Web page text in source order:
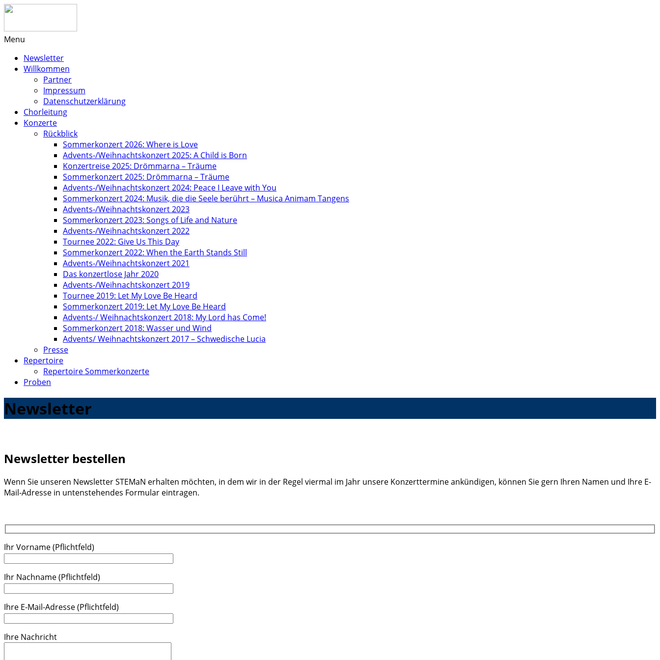
Menu
Newsletter
Willkommen
Partner
Impressum
Datenschutzerklärung
Chorleitung
Konzerte
Rückblick
Sommerkonzert 2026: Where is Love
Advents-/Weihnachtskonzert 2025: A Child is Born
Konzertreise 2025: Drömmarna – Träume
Sommerkonzert 2025: Drömmarna – Träume
Advents-/Weihnachtskonzert 2024: Peace I Leave with You
Sommerkonzert 2024: Musik, die die Seele berührt – Musica Animam Tangens
Advents-/Weihnachtskonzert 2023
Sommerkonzert 2023: Songs of Life and Nature
Advents-/Weihnachtskonzert 2022
Tournee 2022: Give Us This Day
Sommerkonzert 2022: When the Earth Stands Still
Advents-/Weihnachtskonzert 2021
Das konzertlose Jahr 2020
Advents-/Weihnachtskonzert 2019
Tournee 2019: Let My Love Be Heard
Sommerkonzert 2019: Let My Love Be Heard
Advents-/ Weihnachtskonzert 2018: My Lord has Come!
Sommerkonzert 2018: Wasser und Wind
Advents/ Weihnachtskonzert 2017 – Schwedische Lucia
Presse
Repertoire
Repertoire Sommerkonzerte
Proben
Newsletter
Newsletter bestellen
Wenn Sie unseren Newsletter STEMaN erhalten möchten, in dem wir in der Regel viermal im Jahr unsere Konzerttermine ankündigen, können Sie gern Ihren Namen und Ihre E-
Mail-Adresse in untenstehendes Formular eintragen.
Ihr Vorname (Pflichtfeld)
Ihr Nachname (Pflichtfeld)
Ihre E-Mail-Adresse (Pflichtfeld)
Ihre Nachricht